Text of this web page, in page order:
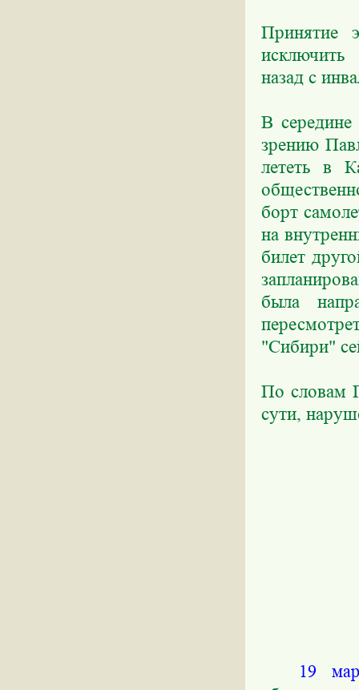
Принятие
исключить
назад с
В середине
зрению
лететь в
борт
на
билет
была
"Сибири"
По словам
сути,
19